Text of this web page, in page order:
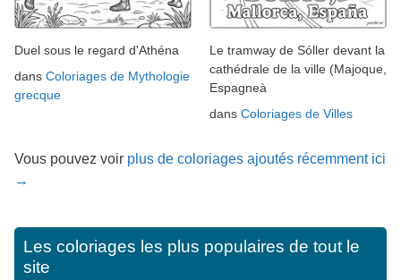
Duel sous le regard d'Athéna
dans Coloriages de Mythologie
grecque
Le tramway de Sóller devant la
cathédrale de la ville (Majoque,
Espagneà
dans Coloriages de Villes
Vous pouvez voir plus de coloriages ajoutés récemment ici
→
Les coloriages les plus populaires de tout le
site